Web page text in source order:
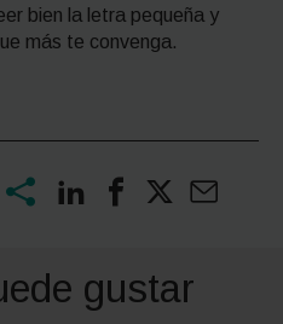
bien la letra pequeña y
más te convenga.
gustar